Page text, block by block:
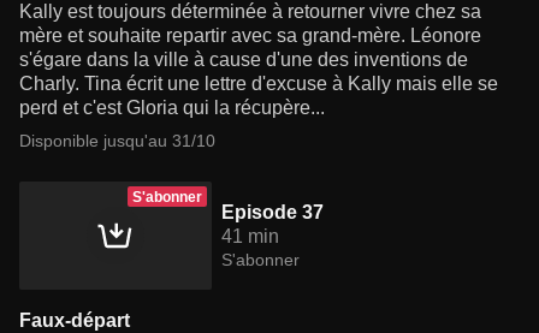
Kally est toujours déterminée à retourner vivre chez sa
mère et souhaite repartir avec sa grand-mère. Léonore
s'égare dans la ville à cause d'une des inventions de
Charly. Tina écrit une lettre d'excuse à Kally mais elle se
perd et c'est Gloria qui la récupère...
Disponible jusqu'au 31/10
S'abonner
Episode 37
41 min
S'abonner
Faux-départ